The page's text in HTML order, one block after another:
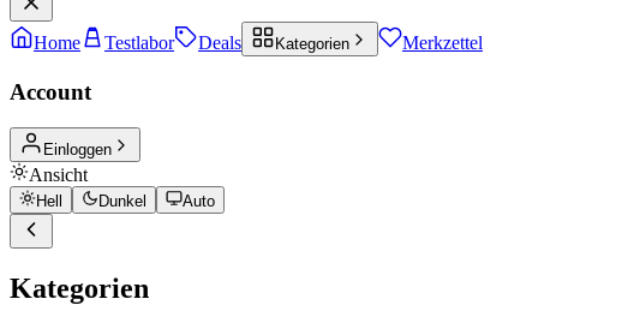
Home Testlabor Deals Kategorien Merkzettel
Account
Einloggen
Ansicht
Hell Dunkel Auto
Kategorien